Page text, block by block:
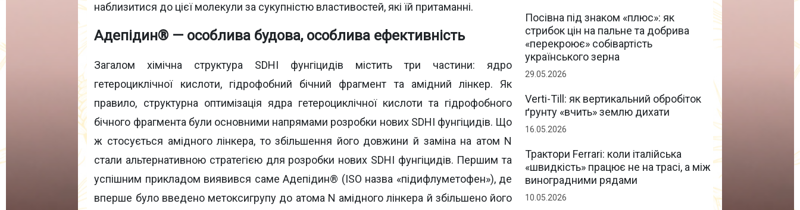
Посівна під знаком «плюс»: як
стрибок цін на пальне та добрива
«перекроює» собівартість
українського зерна
29.05.2026
Verti-Till: як вертикальний обробіток
ґрунту «вчить» землю дихати
16.05.2026
Трактори Ferrari: коли італійська
«швидкість» працює не на трасі, а між
виноградними рядами
10.05.2026
наблизитися до цієї молекули за сукупністю властивостей, які їй притаманні.
Адепідин® — особлива будова, особлива ефективність
Загалом хімічна структура SDHI фунгіцидів містить три частини: ядро
гетероциклічної кислоти, гідрофобний бічний фрагмент та амідний лінкер. Як
правило, структурна оптимізація ядра гетероциклічної кислоти та гідрофобного
бічного фрагмента були основними напрямами розробки нових SDHI фунгіцидів. Що
ж стосується амідного лінкера, то збільшення його довжини й заміна на атом N
стали альтернативною стратегією для розробки нових SDHI фунгіцидів. Першим та
успішним прикладом виявився саме Адепідин® (ISO назва «підифлуметофен»), де
вперше було введено метоксигрупу до атома N амідного лінкера й збільшено його